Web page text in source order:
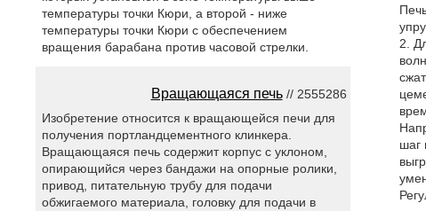
2.
шаг
температуры точки Кюри, а второй - ниже
температуры точки Кюри с обеспечением
вращения барабана против часовой стрелки.
Вращающаяся печь// 2555286
Изобретение относится к вращающейся печи для
получения портландцементного клинкера.
Вращающаяся печь содержит корпус с уклоном,
опирающийся через бандажи на опорные ролики,
привод, питательную трубу для подачи
обжигаемого материала, головку для подачи в